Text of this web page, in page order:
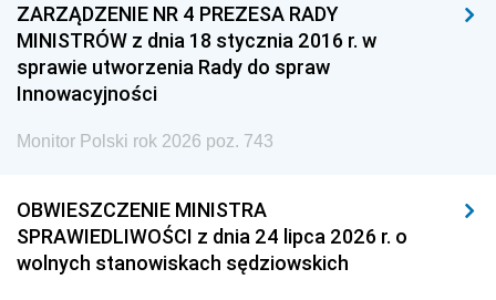
ZARZĄDZENIE NR 4 PREZESA RADY
MINISTRÓW z dnia 18 stycznia 2016 r. w
sprawie utworzenia Rady do spraw
Innowacyjności
Monitor Polski rok 2026 poz. 743
OBWIESZCZENIE MINISTRA
SPRAWIEDLIWOŚCI z dnia 24 lipca 2026 r. o
wolnych stanowiskach sędziowskich